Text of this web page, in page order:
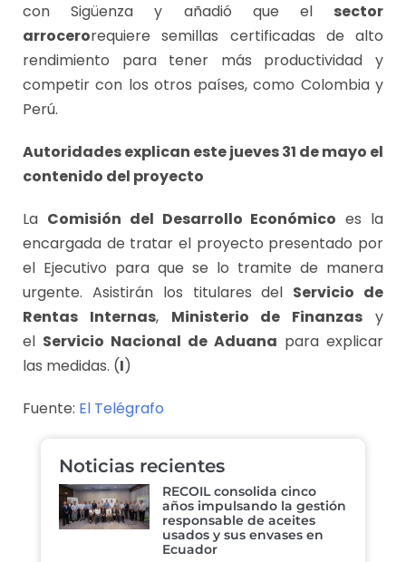
con Sigüenza y añadió que el sector
arrocerorequiere semillas certificadas de alto
rendimiento para tener más productividad y
competir con los otros países, como Colombia y
Perú.
Autoridades explican este jueves 31 de mayo el
contenido del proyecto
La Comisión del Desarrollo Económico es la
encargada de tratar el proyecto presentado por
el Ejecutivo para que se lo tramite de manera
urgente. Asistirán los titulares del Servicio de
Rentas Internas, Ministerio de Finanzas y
el Servicio Nacional de Aduana para explicar
las medidas. (I)
Fuente: El Telégrafo
Noticias recientes
RECOIL consolida cinco
años impulsando la gestión
responsable de aceites
usados y sus envases en
Ecuador